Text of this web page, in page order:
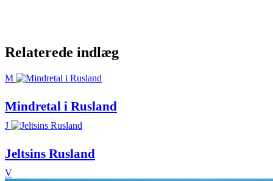
Relaterede indlæg
M
Mindretal i Rusland
J
Jeltsins Rusland
V